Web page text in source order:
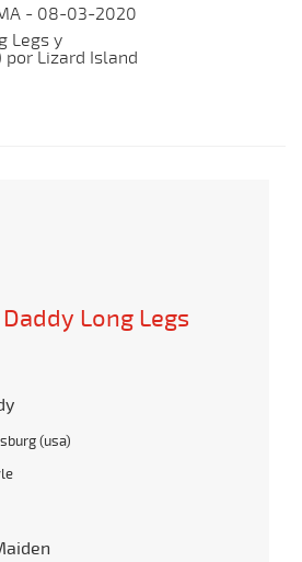
- 08-03-2020
Legs y
por Lizard Island
Daddy Long Legs
(usa)